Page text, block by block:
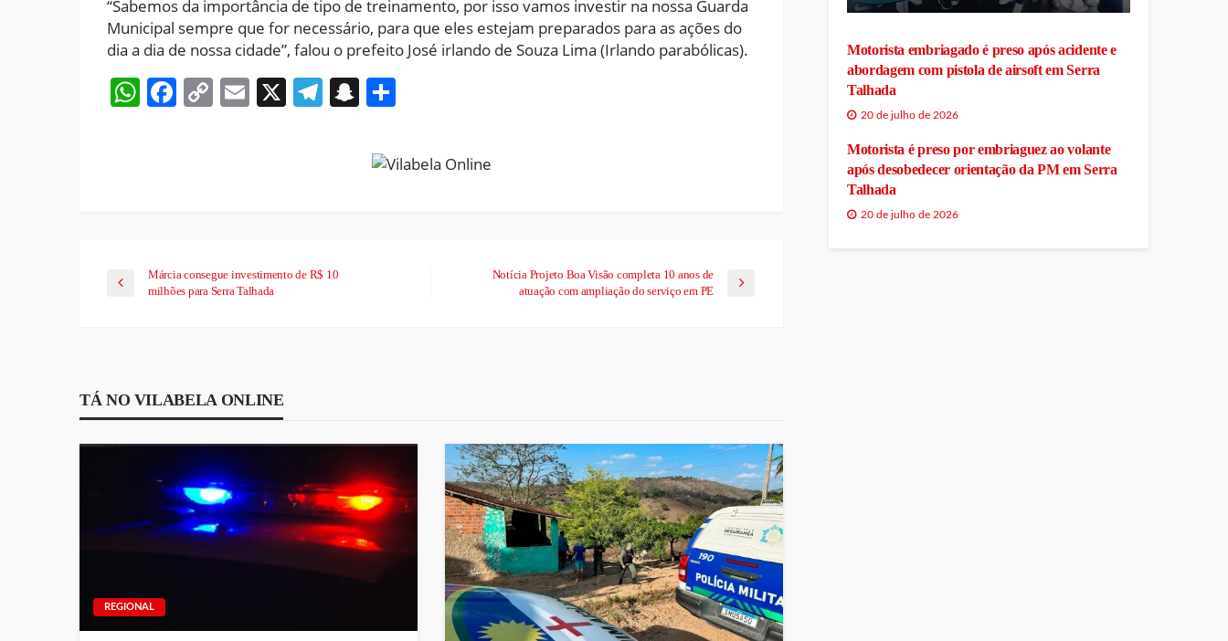
“Sabemos da importância de tipo de treinamento, por isso vamos investir na nossa Guarda
Municipal sempre que for necessário, para que eles estejam preparados para as ações do
dia a dia de nossa cidade”, falou o prefeito José irlando de Souza Lima (Irlando parabólicas).
WhatsApp
Facebook
CopyEmail
X Telegram
Snapchat
Márcia consegue investimento de R$ 10
milhões para Serra Talhada
Notícia Projeto Boa Visão completa 10 anos de
atuação com ampliação do serviço em PE
TÁ NO VILABELA ONLINE
REGIONAL
Motorista embriagado é preso após acidente e
abordagem com pistola de airsoft em Serra
Talhada
20 de julho de 2026
Motorista é preso por embriaguez ao volante
após desobedecer orientação da PM em Serra
Talhada
20 de julho de 2026